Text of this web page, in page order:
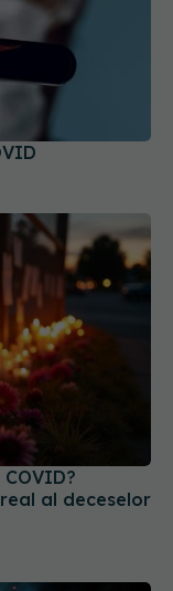
al deceselor